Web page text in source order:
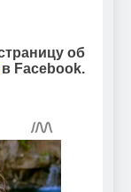
об
в Facebook.